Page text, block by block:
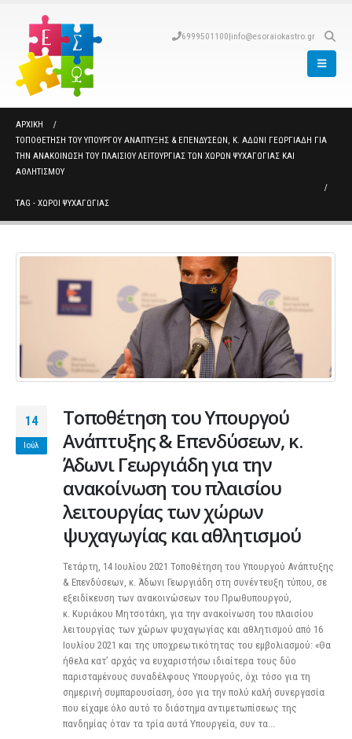
6999501100|info@esoraiokastro.gr
ΑΡΧΙΚΉ
ΤΟΠΟΘΈΤΗΣΗ ΤΟΥ ΥΠΟΥΡΓΟΎ ΑΝΆΠΤΥΞΗΣ & ΕΠΕΝΔΎΣΕΩΝ, Κ. ΆΔΩΝΙ ΓΕΩΡΓΙΆΔΗ ΓΙΑ
ΤΗΝ ΑΝΑΚΟΊΝΩΣΗ ΤΟΥ ΠΛΑΙΣΊΟΥ ΛΕΙΤΟΥΡΓΊΑΣ ΤΩΝ ΧΏΡΩΝ ΨΥΧΑΓΩΓΊΑΣ ΚΑΙ
ΑΘΛΗΤΙΣΜΟΎ
TAG - ΧΩΡΟΙ ΨΥΧΑΓΩΓΙΑΣ
14
Ιούλ
Τοποθέτηση του Υπουργού
Ανάπτυξης & Επενδύσεων, κ.
Άδωνι Γεωργιάδη για την
ανακοίνωση του πλαισίου
λειτουργίας των χώρων
ψυχαγωγίας και αθλητισμού
Τετάρτη, 14 Ιουλίου 2021 Τοποθέτηση του Υπουργού Ανάπτυξης
& Επενδύσεων, κ. Άδωνι Γεωργιάδη στη συνέντευξη τύπου, σε
εξειδίκευση των ανακοινώσεων του Πρωθυπουργού,
κ. Κυριάκου Μητσοτάκη, για την ανακοίνωση του πλαισίου
λειτουργίας των χώρων ψυχαγωγίας και αθλητισμού από 16
Ιουλίου 2021 και της υποχρεωτικότητας του εμβολιασμού: «Θα
ήθελα κατ’ αρχάς να ευχαριστήσω ιδιαίτερα τους δύο
παρισταμένους συναδέλφους Υπουργούς, όχι τόσο για τη
σημερινή συμπαρουσίαση, όσο για την πολύ καλή συνεργασία
που είχαμε όλο αυτό το διάστημα αντιμετωπίσεως της
πανδημίας όταν τα τρία αυτά Υπουργεία, συν τα...